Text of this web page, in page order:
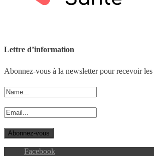
Lettre d’information
Abonnez-vous à la newsletter pour recevoir
Facebook